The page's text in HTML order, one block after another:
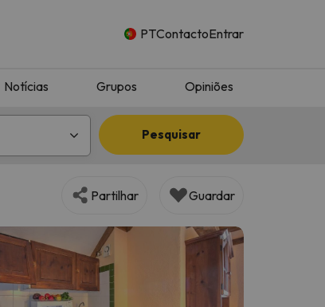
PTContactoEntrar
Notícias Grupos Opiniões
Pesquisar
Partilhar Guardar